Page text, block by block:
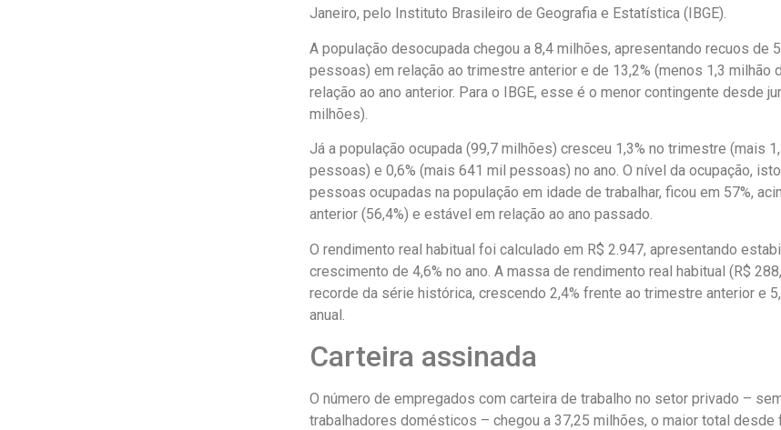
Janeiro, pelo Instituto Brasileiro de Geografia e Estatística (IBGE).
A população desocupada chegou a 8,4 milhões, apresentando recuos de
pessoas) em relação ao trimestre anterior e de 13,2% (menos 1,3 milhão
relação ao ano anterior. Para o IBGE, esse é o menor contingente desde
milhões).
Já a população ocupada (99,7 milhões) cresceu 1,3% no trimestre (mais
pessoas) e 0,6% (mais 641 mil pessoas) no ano. O nível da ocupação,
pessoas ocupadas na população em idade de trabalhar, ficou em 57%,
anterior (56,4%) e estável em relação ao ano passado.
O rendimento real habitual foi calculado em R$ 2.947, apresentando
crescimento de 4,6% no ano. A massa de rendimento real habitual (R$
recorde da série histórica, crescendo 2,4% frente ao trimestre anterior e
anual.
Carteira assinada
O número de empregados com carteira de trabalho no setor privado –
trabalhadores domésticos – chegou a 37,25 milhões, o maior total desde